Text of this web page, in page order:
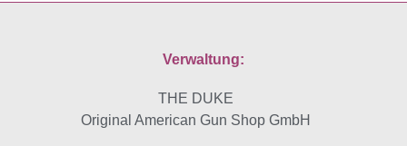
Verwaltung:
THE DUKE
Original American Gun Shop GmbH